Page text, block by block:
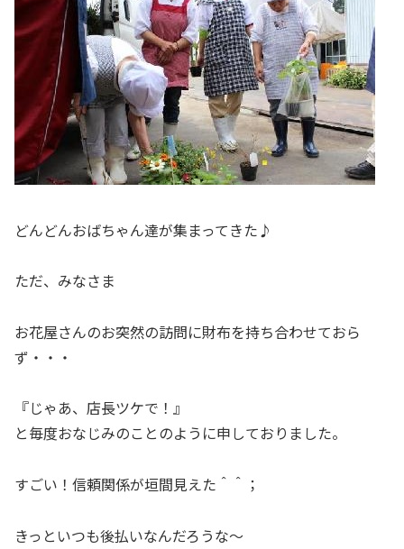
どんどんおばちゃん達が集まってきた♪
ただ、みなさま
お花屋さんのお突然の訪問に財布を持ち合わせておら
ず・・・
『じゃあ、店長ツケで！』
と毎度おなじみのことのように申しておりました。
すごい！信頼関係が垣間見えた＾＾；
きっといつも後払いなんだろうな〜